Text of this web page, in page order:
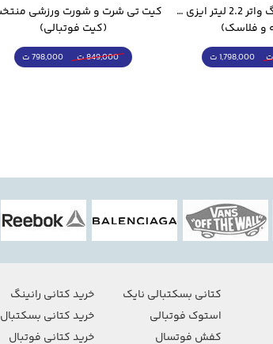
قمقمه ورزشی جاگ واتر 2.2 لیتر ایزی فیت
و فلاسک)
1,798,000 ت
(کیت فوتبالی)
849,000 ت 798,000 ت
کتانی بسکتبالی نایک
استوک فوتبالی
کفش فوتسال
خرید کتانی رانینگ
خرید کتانی بسکتبال
خرید کتانی فوتبال